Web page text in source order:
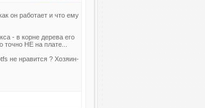
он работает и что ему
- в корне дерева его
НЕ на плате...
не нравится ? Хозяин-